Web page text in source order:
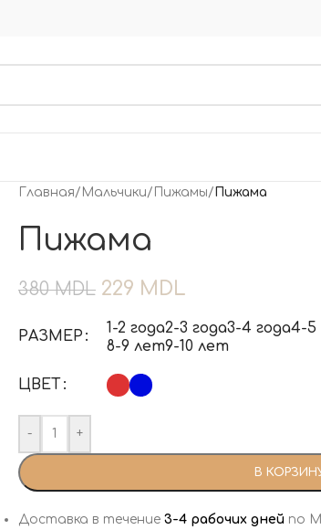
Главная/ Мальчики/ Пижамы/ Пижама
Пижама
380MDL 229 MDL
РАЗМЕР 1-2 года2-3 года3-4 года4-5
8-9 лет9-10 лет
ЦВЕТ
- +
В
Доставка в течение 3-4 рабочих днейпо